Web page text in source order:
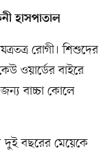
হাসপাতাল
রোগী। শিশুদের
ওয়ার্ডের বাইরে
বাচ্চা কোলে
বছরের মেয়েকে